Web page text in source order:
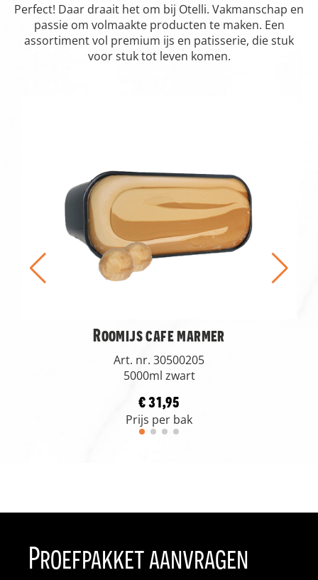
Perfect! Daar draait het om bij Otelli. Vakmanschap en
passie om volmaakte producten te maken. Een
assortiment vol premium ijs en patisserie, die stuk
voor stuk tot leven komen.
Roomijs cafe marmer
Art. nr. 30500205
5000ml zwart
€ 31,95
Prijs per bak
Proefpakket aanvragen